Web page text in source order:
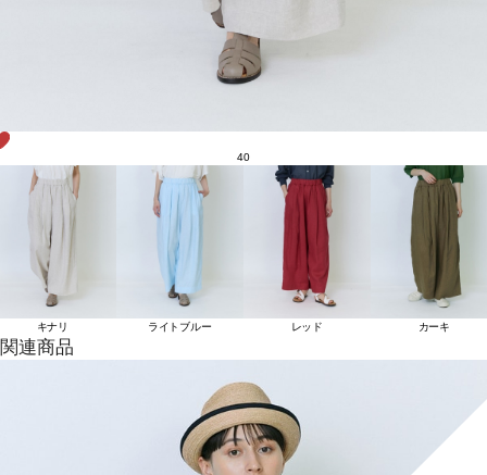
40
キナリ ライトブルー レッド カーキ
関連商品